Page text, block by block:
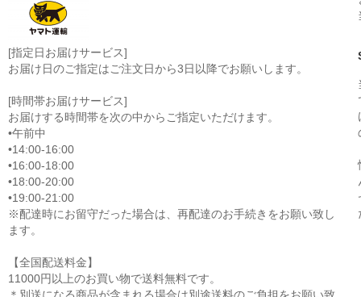
[指定日お届けサービス]
お届け日のご指定はご注文日から3日以降でお願いします。
[時間帯お届けサービス]
お届けする時間帯を次の中からご指定いただけます。
•午前中
•14:00-16:00
•16:00-18:00
•18:00-20:00
•19:00-21:00
※配達時にお留守だった場合は、再配達のお手続きをお願い致し
ます。
【全国配送料金】
11000円以上のお買い物で送料無料です。